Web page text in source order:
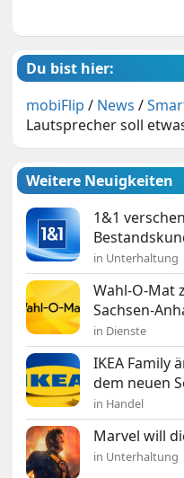
Du bist hier:
mobiFlip / News /
Lautsprecher soll
Weitere Neuigkeiten
1&1
in Unterhaltung
Wahl-O-Mat
Sachsen-
in Dienste
IKEA Family
dem neuen
in Handel
Marvel will
in Unterhaltung